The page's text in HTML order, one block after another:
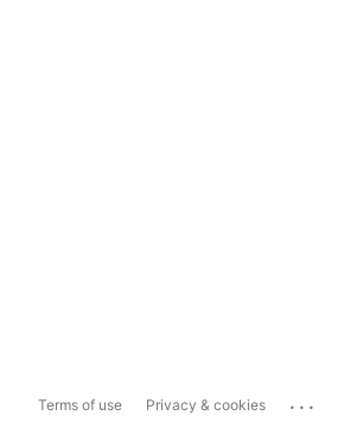
Terms of use Privacy & cookies ...